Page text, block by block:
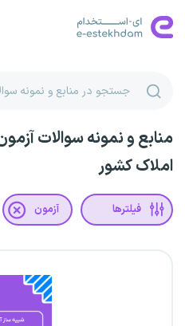
منابع و نمونه سوالات
املاک کشور
فیلترها آزمون